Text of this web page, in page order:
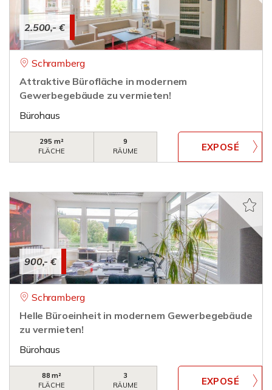
2.500,- €
Schramberg
Attraktive Bürofläche in modernem
Gewerbegebäude zu vermieten!
Bürohaus
295 m²
FLÄCHE
9
RÄUME
900,- €
Schramberg
Helle Büroeinheit in modernem Gewerbegebäude
zu vermieten!
Bürohaus
88 m²
FLÄCHE
3
RÄUME